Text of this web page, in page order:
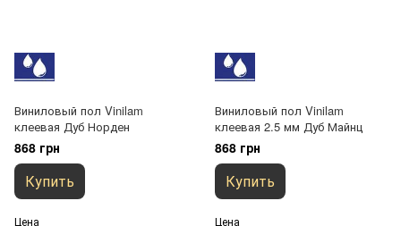
Виниловый пол Vinilam
клеевая Дуб Норден
868 грн
Купить
Цена
Виниловый пол Vinilam
клеевая 2.5 мм Дуб Майнц
868 грн
Купить
Цена